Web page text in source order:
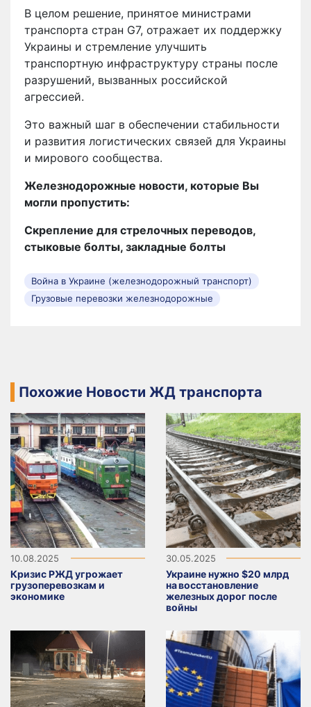
В целом решение, принятое министрами
транспорта стран G7, отражает их поддержку
Украины и стремление улучшить
транспортную инфраструктуру страны после
разрушений, вызванных российской
агрессией.
Это важный шаг в обеспечении стабильности
и развития логистических связей для Украины
и мирового сообщества.
Железнодорожные новости, которые Вы
могли пропустить:
Скрепление для стрелочных переводов,
стыковые болты, закладные болты
Война в Украине (железнодорожный транспорт)
Грузовые перевозки железнодорожные
Похожие Новости ЖД транспорта
10.08.2025
Кризис РЖД угрожает
грузоперевозкам и
экономике
30.05.2025
Украине нужно $20 млрд
на восстановление
железных дорог после
войны